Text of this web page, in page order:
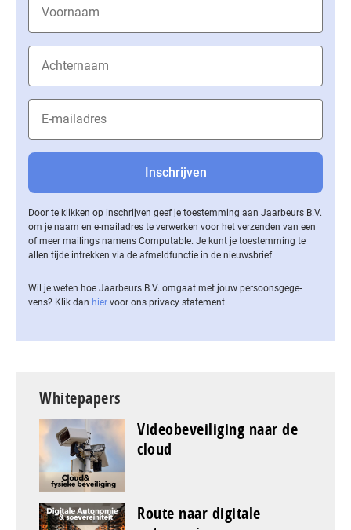
Door te klikken op inschrijven geef je toestemming aan Jaarbeurs B.V.
om je naam en e-mailadres te verwerken voor het verzenden van een
of meer mailings namens Computable. Je kunt je toestemming te
allen tijde intrekken via de af­meld­func­tie in de nieuwsbrief.
Wil je weten hoe Jaarbeurs B.V. omgaat met jouw per­soons­ge­ge­
vens? Klik dan hier voor ons privacy statement.
Whitepapers
Videobeveiliging naar de
cloud
Route naar digitale